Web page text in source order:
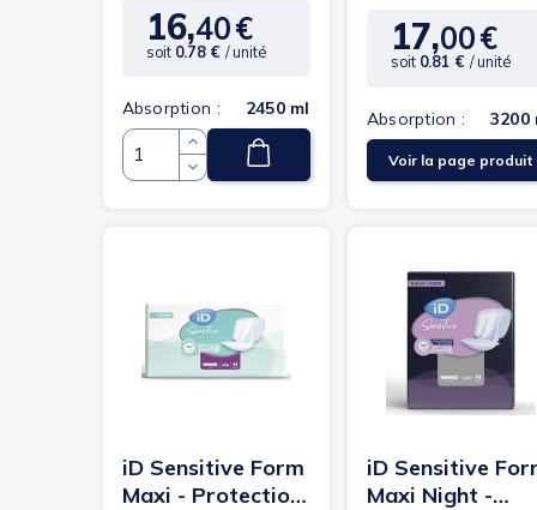
Prix
16,40€
soit 0.78 € / unité
Absorption : 2450 ml
Quantité
Prix
17,00€
soit 0.81 € / unité
Absorption : 3200
Voir la page produit
iD Sensitive Form
Maxi - Protection
iD Sensitive
Maxi Night -